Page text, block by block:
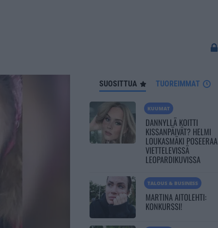
SUOSITTUA TUOREIMMAT
KUUMAT
DANNYLLÄ KOITTI
KISSANPÄIVÄT? HELMI
LOUKASMÄKI POSEERAA
VIETTELEVISSÄ
LEOPARDIKUVISSA
TALOUS & BUSINESS
MARTINA AITOLEHTI:
KONKURSSI!